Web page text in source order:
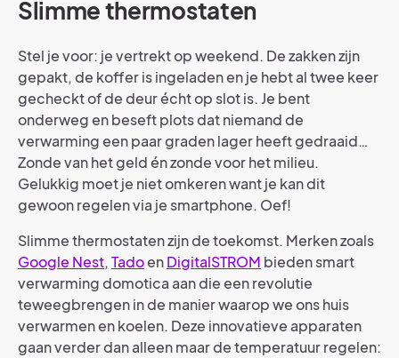
Slimme thermostaten
Stel je voor: je vertrekt op weekend. De zakken zijn
gepakt, de koffer is ingeladen en je hebt al twee keer
gecheckt of de deur écht op slot is. Je bent
onderweg en beseft plots dat niemand de
verwarming een paar graden lager heeft gedraaid…
Zonde van het geld én zonde voor het milieu.
Gelukkig moet je niet omkeren want je kan dit
gewoon regelen via je smartphone. Oef!
Slimme thermostaten zijn de toekomst. Merken zoals
Google Nest,TadoenDigitalSTROM bieden smart
verwarming domotica aan die een revolutie
teweegbrengen in de manier waarop we ons huis
verwarmen en koelen. Deze innovatieve apparaten
gaan verder dan alleen maar de temperatuur regelen: